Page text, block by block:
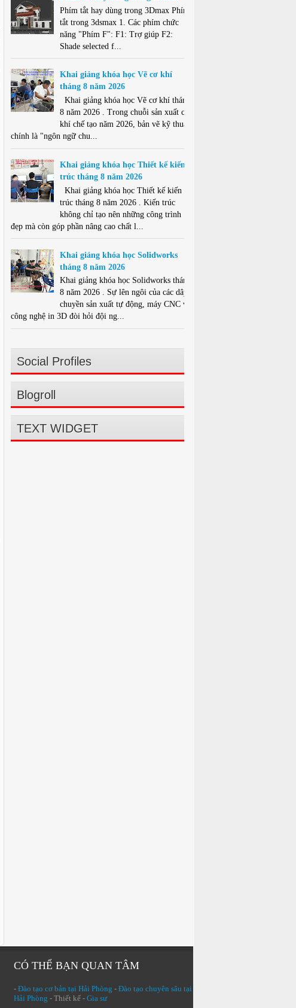
Phím tắt hay dùng trong 3Dmax Phím
tắt trong 3dsmax 1. Các phím chức
năng "Phím F": F1: Trợ giúp F2:
Shade selected f...
Khai giảng khóa học Vẽ cơ khí
tháng 8 năm 2026
Khai giảng khóa học Vẽ cơ khí tháng
8 năm 2026 . Trong chuỗi sản xuất cơ
khí chế tạo năm 2026, bản vẽ kỹ thuật
chính là "ngôn ngữ chu...
Khai giảng khóa học Thiết kế kiến
trúc tháng 8 năm 2026
Khai giảng khóa học Thiết kế kiến
trúc tháng 8 năm 2026 . Kiến trúc
không chỉ tạo nên những công trình
đẹp mà còn góp phần nâng cao chất l...
Khai giảng khóa học Solidworks
tháng 8 năm 2026
Khai giảng khóa học Solidworks tháng
8 năm 2026 . Sự lên ngôi của các dây
chuyền sản xuất tự động, máy CNC và
công nghệ in 3D đòi hỏi đội ng...
Social Profiles
Blogroll
TEXT WIDGET
CÓ THỂ BẠN QUAN TÂM
- Đào tạo cơ bản tại Hải Phòng - Đào tạo chuyên sâu tại
Hải Phòng - Thiết kế - Gia sư